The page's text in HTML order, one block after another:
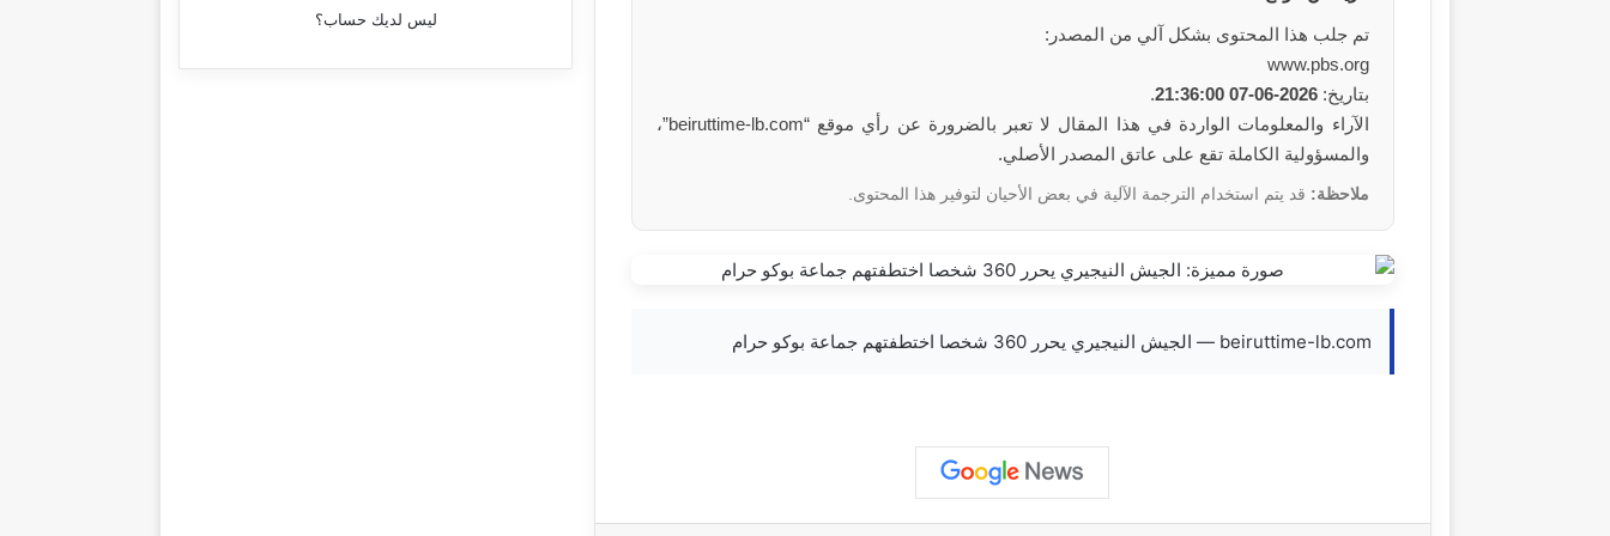
تم جلب هذا المحتوى بشكل آلي من المصدر:
www.pbs.org
بتاريخ:2026-06-07 21:36:00
.
الآراء والمعلومات الواردة في هذا المقال لا تعبر بالضرورة عن رأي موقع “beiruttime-lb.com”،
والمسؤولية الكاملة تقع على عاتق المصدر الأصلي.
ملاحظة: قد يتم استخدام الترجمة الآلية في بعض الأحيان لتوفير هذا المحتوى.
beiruttime-lb.com — الجيش النيجيري يحرر 360 شخصا اختطفتهم جماعة بوكو حرام
ليس لديك حساب؟